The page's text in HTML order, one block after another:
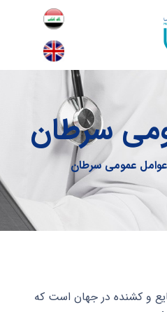
سرطان
عوامل عمومی سرطان
و کشنده در جهان است که